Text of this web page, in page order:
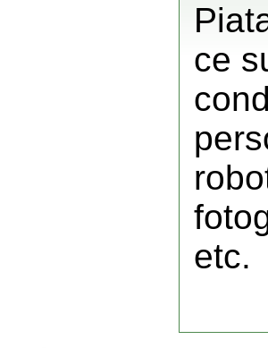
ce
etc.